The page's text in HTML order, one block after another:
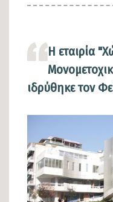
Η εταιρία
ιδρύθηκε τον